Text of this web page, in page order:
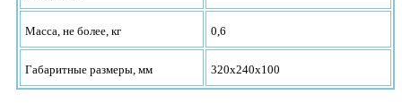
Масса, не более, кг 0,6
Габаритные размеры, мм 320х240х100